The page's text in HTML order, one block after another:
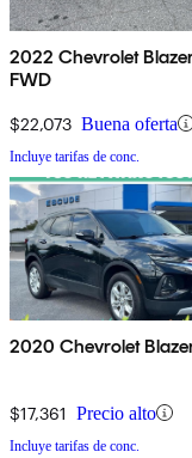
2022 Chevrolet
FWD
$22,073 Buena oferta
Incluye tarifas de conc.
2020 Chevrolet
$17,361 Precio alto
Incluye tarifas de conc.